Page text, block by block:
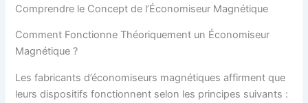
Comprendre le Concept de l’Économiseur Magnétique
Comment Fonctionne Théoriquement un Économiseur
Magnétique ?
Les fabricants d’économiseurs magnétiques affirment que
leurs dispositifs fonctionnent selon les principes suivants :